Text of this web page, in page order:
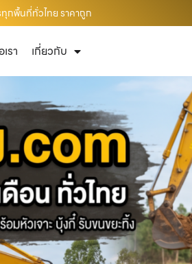
ทุกพื้นที่ทั่วไทย ราคาถูก
รา เกี่ยวกับ